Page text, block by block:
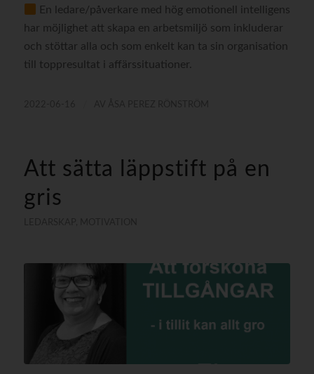
En ledare/påverkare med hög emotionell intelligens
har möjlighet att skapa en arbetsmiljö som inkluderar
och stöttar alla och som enkelt kan ta sin organisation
till toppresultat i affärssituationer.
Att sätta läppstift på en
gris